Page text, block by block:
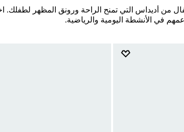
من أديداس التي تمنح الراحة ورونق المظهر لطفلك.
في الأنشطة اليومية والرياضية.